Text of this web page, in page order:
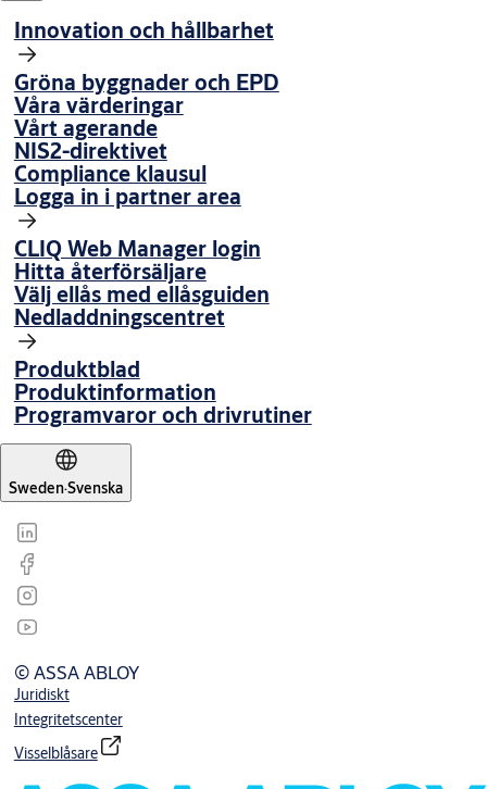
Innovation och hållbarhet
Gröna byggnader och EPD
Våra värderingar
Vårt agerande
NIS2-direktivet
Compliance klausul
Logga in i partner area
CLIQ Web Manager login
Hitta återförsäljare
Välj ellås med ellåsguiden
Nedladdningscentret
Produktblad
Produktinformation
Programvaror och drivrutiner
Sweden·Svenska
© ASSA ABLOY
Juridiskt
Integritetscenter
Visselblåsare